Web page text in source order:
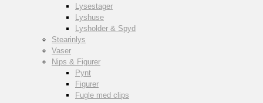
Lysestager
Lyshuse
Lysholder & Spyd
Stearinlys
Vaser
Nips & Figurer
Pynt
Figurer
Fugle med clips